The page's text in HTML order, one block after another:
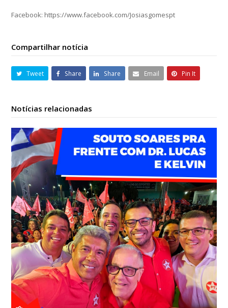
Facebook: https://www.facebook.com/Josiasgomespt
Compartilhar notícia
Tweet Share Share Email Pin It
Notícias relacionadas